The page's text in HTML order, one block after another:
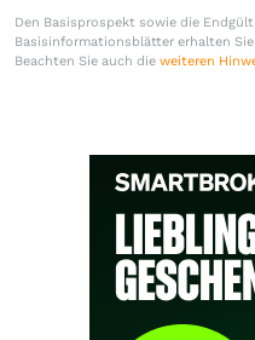
Den Basisprospekt sowie die
Basisinformationsblätter erhalten
Beachten Sie auch die weiteren